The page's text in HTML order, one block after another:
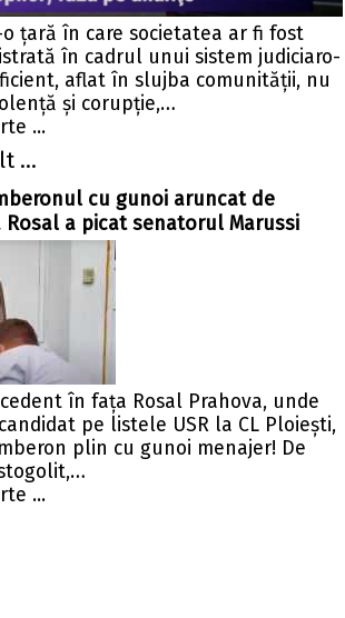
țară în care societatea ar fi fost
în cadrul unui sistem judiciaro-
aflat în slujba comunității, nu
și corupție,…
...
...
cu gunoi aruncat de
a picat senatorul Marussi
în fața Rosal Prahova, unde
pe listele USR la CL Ploiești,
plin cu gunoi menajer! De
...